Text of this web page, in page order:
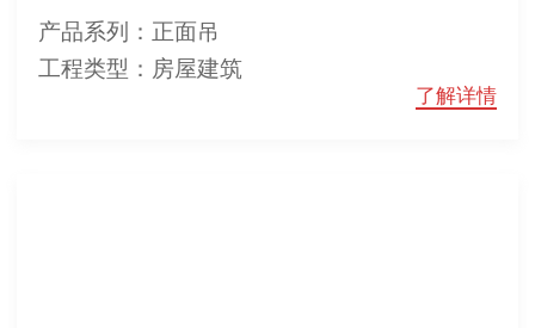
产品系列：正面吊
工程类型：房屋建筑
了解详情